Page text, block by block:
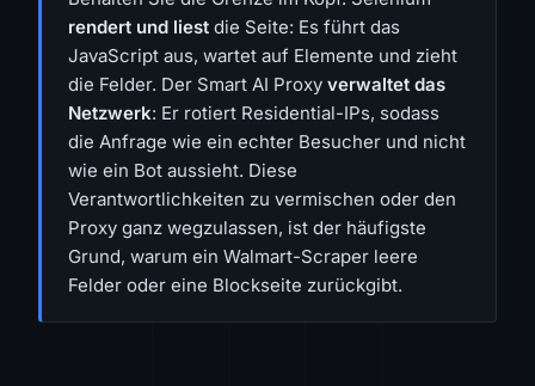
rendert und liest die Seite: Es führt das
JavaScript aus, wartet auf Elemente und zieht
die Felder. Der Smart AI Proxy verwaltet das
Netzwerk: Er rotiert Residential-IPs, sodass
die Anfrage wie ein echter Besucher und nicht
wie ein Bot aussieht. Diese
Verantwortlichkeiten zu vermischen oder den
Proxy ganz wegzulassen, ist der häufigste
Grund, warum ein Walmart-Scraper leere
Felder oder eine Blockseite zurückgibt.